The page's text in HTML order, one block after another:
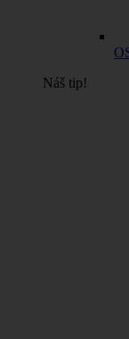
Náš tip!